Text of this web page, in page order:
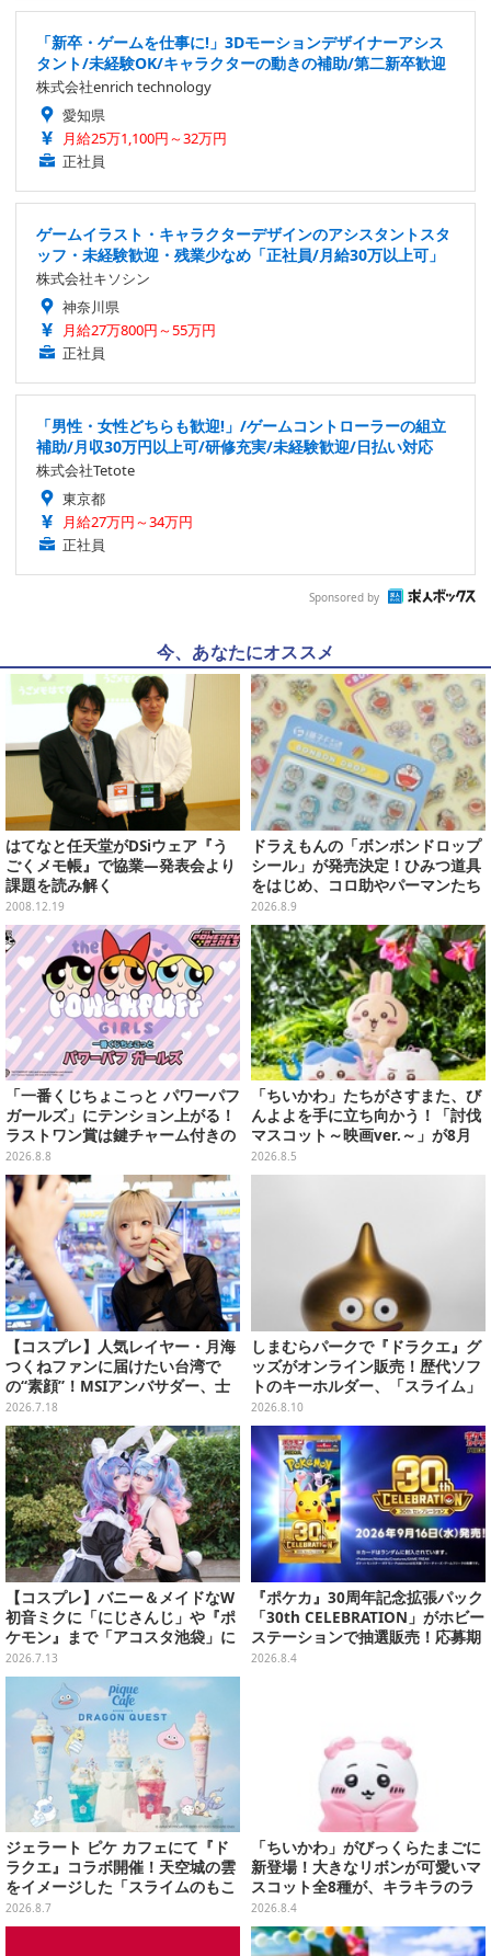
「新卒・ゲームを仕事に!」3Dモーションデザイナーアシス
タント/未経験OK/キャラクターの動きの補助/第二新卒歓迎
株式会社enrich technology
愛知県
月給25万1,100円～32万円
正社員
ゲームイラスト・キャラクターデザインのアシスタントスタ
ッフ・未経験歓迎・残業少なめ「正社員/月給30万以上可」
株式会社キソシン
神奈川県
月給27万800円～55万円
正社員
「男性・女性どちらも歓迎!」/ゲームコントローラーの組立
補助/月収30万円以上可/研修充実/未経験歓迎/日払い対応
株式会社Tetote
東京都
月給27万円～34万円
正社員
Sponsored by
今、あなたにオススメ
はてなと任天堂がDSiウェア『う
ごくメモ帳』で協業―発表会より
課題を読み解く
2008.12.19
ドラえもんの「ボンボンドロップ
シール」が発売決定！ひみつ道具
をはじめ、コロ助やパーマンたち
「藤子・F・不二雄」キャラも収
録の全2種類
2026.8.9
「一番くじちょこっと パワーパフ
ガールズ」にテンション上がる！
ラストワン賞は鍵チャーム付きの
シール帳スペシャルセット
2026.8.8
「ちいかわ」たちがさすまた、び
んよよを手に立ち向かう！「討伐
マスコット～映画ver.～」が8月
中旬より順次展開
2026.8.5
【コスプレ】人気レイヤー・月海
つくねファンに届けたい台湾で
の“素顔”！MSIアンバサダー、士
林夜市ではエビ6匹＆荷物番に大
奮闘【写真27枚】
2026.7.18
しまむらパークで『ドラクエ』グ
ッズがオンライン販売！歴代ソフ
トのキーホルダー、「スライム」
「ロトの剣&盾」などのメタルフ
ィギュアも
2026.8.10
【コスプレ】バニー＆メイドなW
初音ミクに「にじさんじ」や『ポ
ケモン』まで「アコスタ池袋」に
集った美麗レイヤー13選【写真60
枚】
2026.7.13
『ポケカ』30周年記念拡張パック
「30th CELEBRATION」がホビー
ステーションで抽選販売！応募期
間は8月6日23時59分まで
2026.8.4
ジェラート ピケ カフェにて『ド
ラクエ』コラボ開催！天空城の雲
をイメージした「スライムのもこ
もこ天空クレープ」などを提供
2026.8.7
「ちいかわ」がびっくらたまごに
新登場！大きなリボンが可愛いマ
スコット全8種が、キラキラのラ
メ入り入浴剤から飛び出す
2026.8.4